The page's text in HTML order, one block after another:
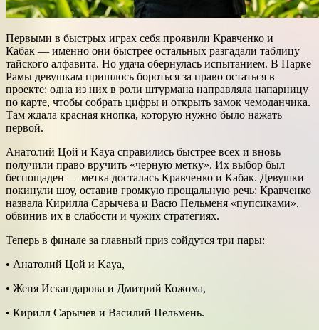
Первыми в быстрых играх себя проявили Кравченко и
Кабак — именно они быстрее остальных разгадали таблицу
тайского алфавита. Но удача обернулась испытанием. В Парке
Рамы девушкам пришлось бороться за право остаться в
проекте: одна из них в роли штурмана направляла напарницу
по карте, чтобы собрать цифры и открыть замок чемоданчика.
Там ждала красная кнопка, которую нужно было нажать
первой.
Анатолий Цой и Kaya справились быстрее всех и вновь
получили право вручить «черную метку». Их выбор был
беспощаден — метка досталась Кравченко и Кабак. Девушки
покинули шоу, оставив громкую прощальную речь: Кравченко
назвала Кирилла Сарычева и Васю Пельменя «пупсиками»,
обвинив их в слабости и чужих стратегиях.
Теперь в финале за главный приз сойдутся три пары:
• Анатолий Цой и Kaya,
• Женя Искандарова и Дмитрий Кожома,
• Кирилл Сарычев и Василий Пельмень.